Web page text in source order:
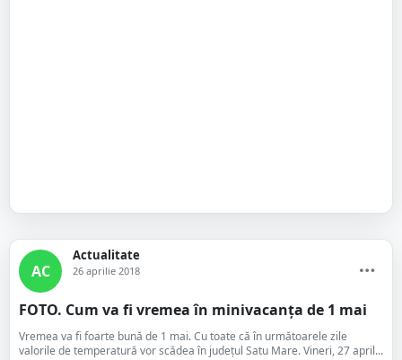
AC
Actualitate
26 aprilie 2018
FOTO. Cum va fi vremea în minivacanța de 1 mai
Vremea va fi foarte bună de 1 mai. Cu toate că în următoarele zile
valorile de temperatură vor scădea în județul Satu Mare. Vineri, 27 april...